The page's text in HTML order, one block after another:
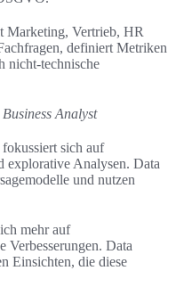
Marketing, Vertrieb, HR
definiert Metriken
nicht-technische
Analyst
sich auf
explorative Analysen. Data
und nutzen
mehr auf
Verbesserungen. Data
Einsichten, die diese